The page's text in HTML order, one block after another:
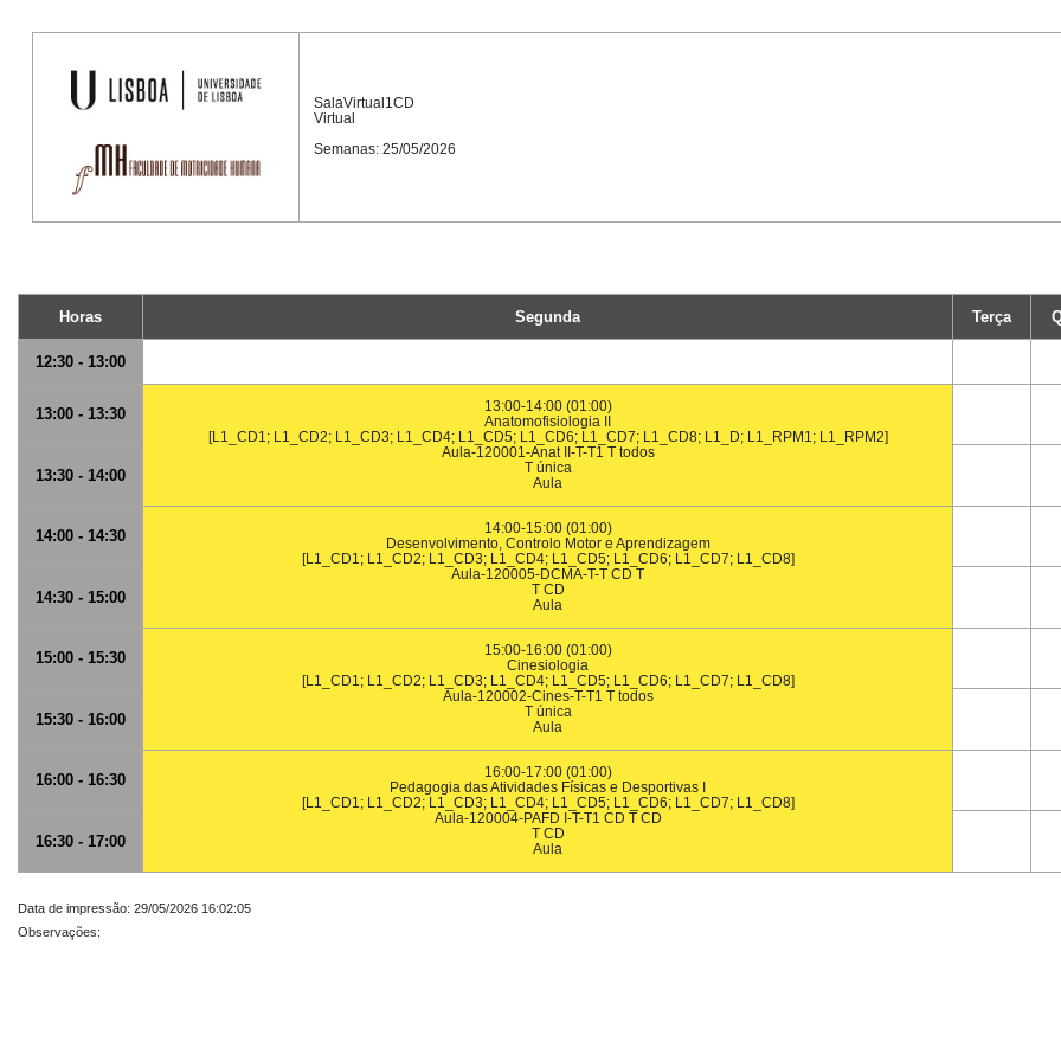
SalaVirtual1CD
Virtual
Semanas: 25/05/2026
Horas Segunda Terça
12:30 - 13:00
13:00 - 13:30
13:00-14:00 (01:00)
Anatomofisiologia II
[L1_CD1; L1_CD2; L1_CD3; L1_CD4; L1_CD5; L1_CD6; L1_CD7; L1_CD8; L1_D; L1_RPM1; L1_RPM2]
Aula-120001-Anat II-T-T1 T todos
T única
Aula
13:30 - 14:00
14:00 - 14:30
14:00-15:00 (01:00)
Desenvolvimento, Controlo Motor e Aprendizagem
[L1_CD1; L1_CD2; L1_CD3; L1_CD4; L1_CD5; L1_CD6; L1_CD7; L1_CD8]
Aula-120005-DCMA-T-T CD T
T CD
Aula
14:30 - 15:00
15:00 - 15:30
15:00-16:00 (01:00)
Cinesiologia
[L1_CD1; L1_CD2; L1_CD3; L1_CD4; L1_CD5; L1_CD6; L1_CD7; L1_CD8]
Aula-120002-Cines-T-T1 T todos
T única
Aula
15:30 - 16:00
16:00 - 16:30
16:00-17:00 (01:00)
Pedagogia das Atividades Físicas e Desportivas I
[L1_CD1; L1_CD2; L1_CD3; L1_CD4; L1_CD5; L1_CD6; L1_CD7; L1_CD8]
Aula-120004-PAFD I-T-T1 CD T CD
T CD
Aula
16:30 - 17:00
Data de impressão: 29/05/2026 16:02:05
Observações: